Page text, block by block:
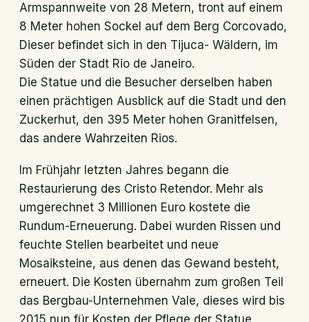
Armspannweite von 28 Metern, tront auf einem
8 Meter hohen Sockel auf dem Berg Corcovado,
Dieser befindet sich in den Tijuca- Wäldern, im
Süden der Stadt Rio de Janeiro.
Die Statue und die Besucher derselben haben
einen prächtigen Ausblick auf die Stadt und den
Zuckerhut, den 395 Meter hohen Granitfelsen,
das andere Wahrzeiten Rios.
Im Frühjahr letzten Jahres begann die
Restaurierung des Cristo Retendor. Mehr als
umgerechnet 3 Millionen Euro kostete die
Rundum-Erneuerung. Dabei wurden Rissen und
feuchte Stellen bearbeitet und neue
Mosaiksteine, aus denen das Gewand besteht,
erneuert. Die Kosten übernahm zum großen Teil
das Bergbau-Unternehmen Vale, dieses wird bis